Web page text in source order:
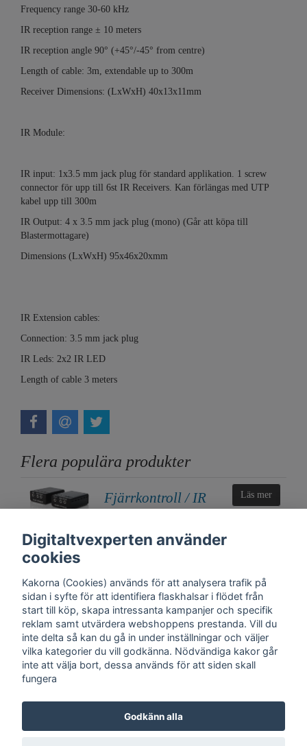
Frequency range 30-60 kHz
IR reception range ± 10 meters
IR reception angle 90° (+45°/-45° from centre)
Length of cable: 3m, extendable up to 300m
Receiver Dimensions: (LxWxH) 40x13x11mm
IR Module:
IR input: 1x3.5 mm jack plug för standard applikation. 1 screw
connector för upp till 6st IR Receivers. Kan förlängas med UTP
kabel upp till 300m
IR Output: 4 x 3.5 mm jack plug (mono) (Går att köpa till
Blastermottagare)
Dimensions (LxWxH) 95x46x20xmm
IR Extension cables:
Connection: 3.5 mm jack plug
IR Leds: 2x2 IR LED
Length of cable 3 meters
Flera populära produkter
Fjärrkontroll / IR
över Cat6
2 700 kr
Läs mer
Kontakt Trygghet Cookies Support Köpinfo Om oss English
Köpvillkor, Digitaltvexperten.se
Digitaltvexperten använder
cookies
Kakorna (Cookies) används för att analysera trafik på
sidan i syfte för att identifiera flaskhalsar i flödet från
start till köp, skapa intressanta kampanjer och specifik
reklam samt utvärdera webshoppens prestanda. Vill du
inte delta så kan du gå in under inställningar och väljer
vilka kategorier du vill godkänna. Nödvändiga kakor går
inte att välja bort, dessa används för att siden skall
fungera
Godkänn alla